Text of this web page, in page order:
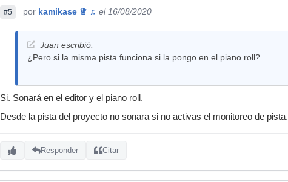
#5 por kamikase ♕ ♫ el 16/08/2020
Juan escribió:
¿Pero si la misma pista funciona si la pongo en el piano roll?
Si. Sonará en el editor y el piano roll.
Desde la pista del proyecto no sonara si no activas el monitoreo de pista.
Responder Citar